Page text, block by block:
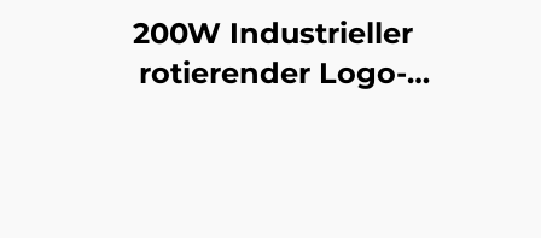
200W Industrieller
rotierender Logo-